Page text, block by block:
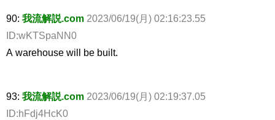
90: 我流解説.com 2023/06/19(月) 02:16:23.55
ID:wKTSpaNN0
A warehouse will be built.
93: 我流解説.com 2023/06/19(月) 02:19:37.05
ID:hFdj4HcK0